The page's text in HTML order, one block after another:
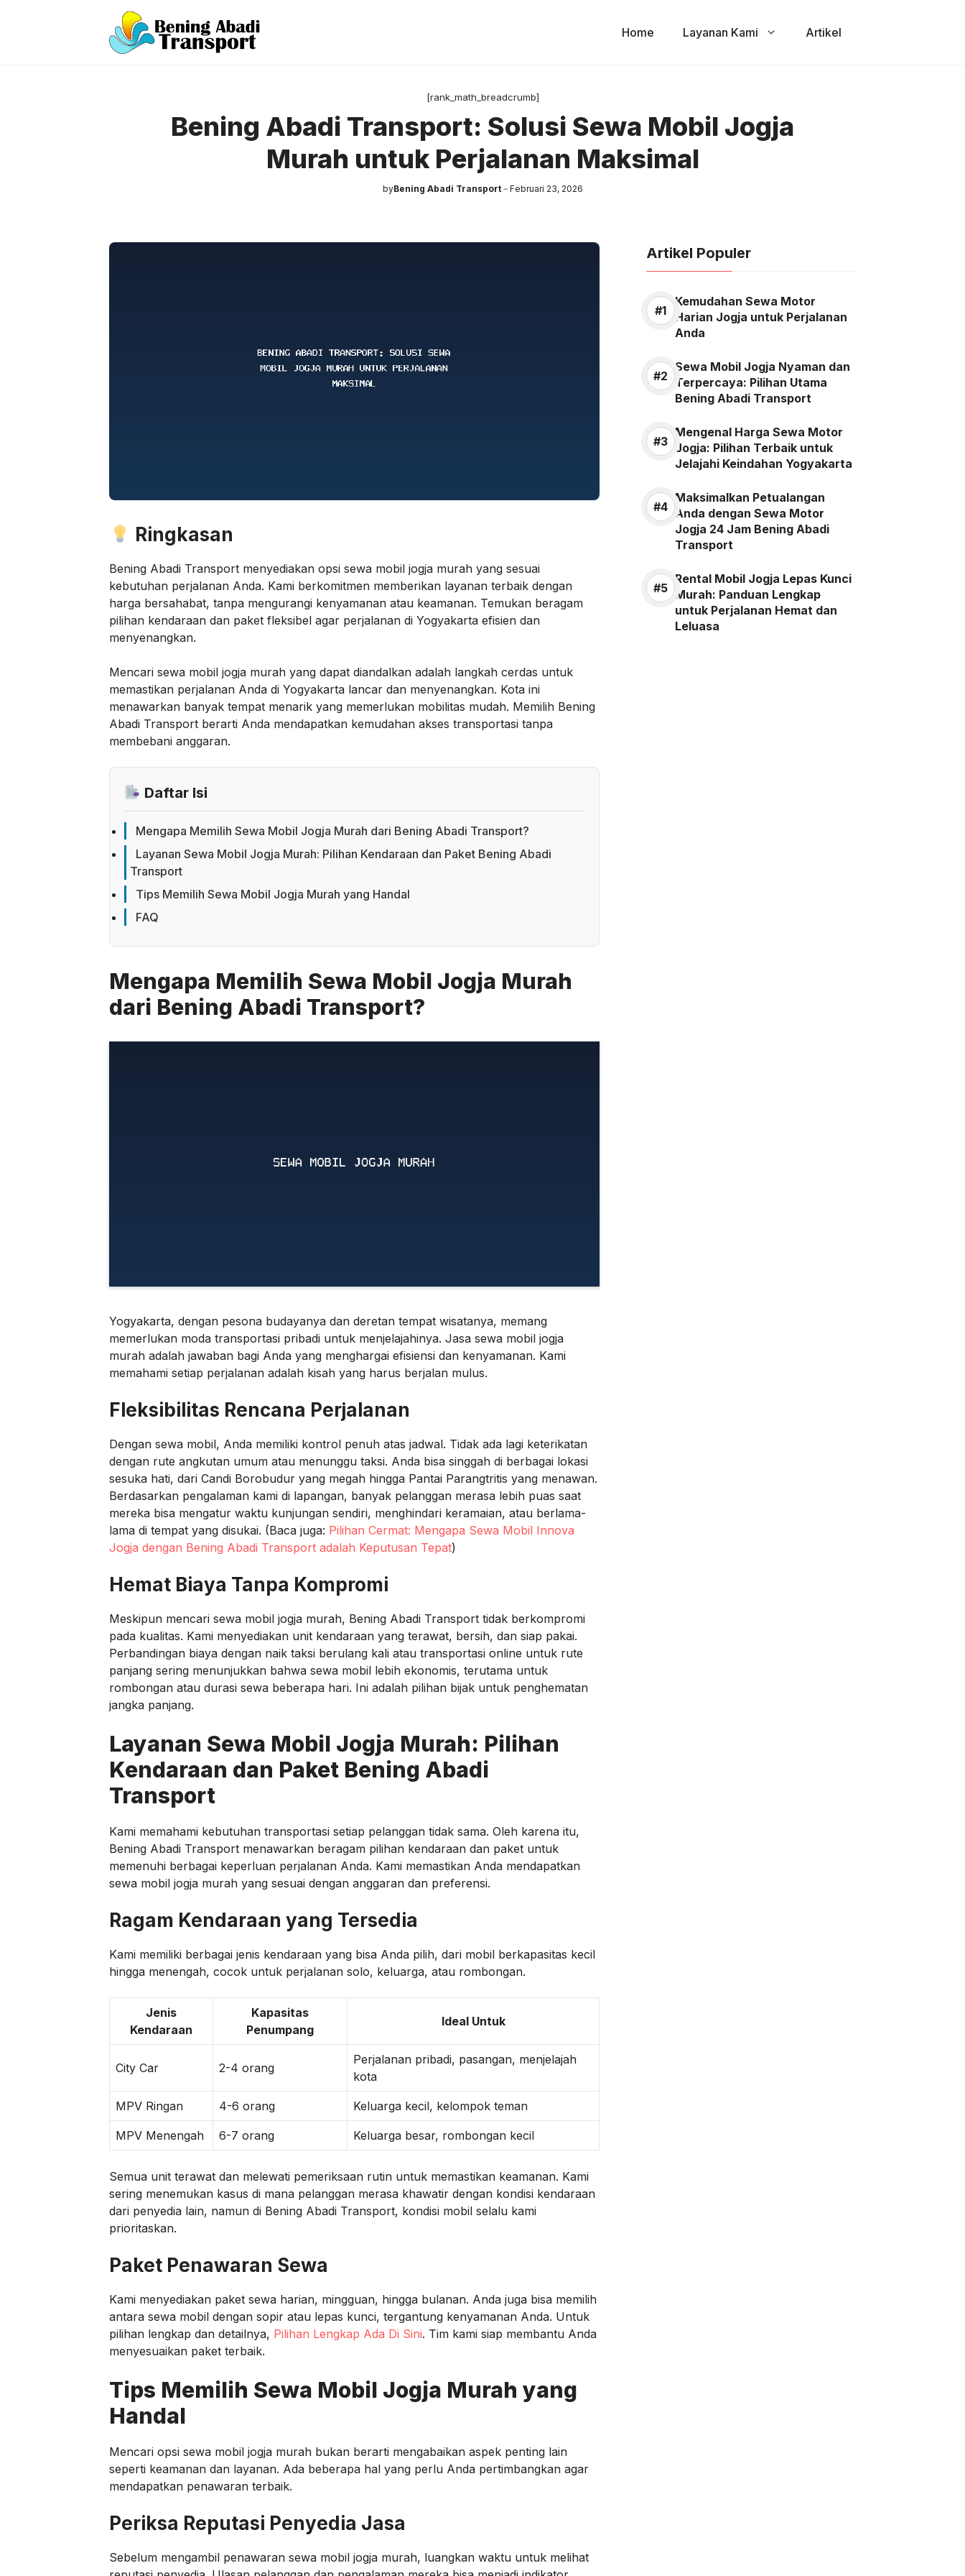
Home Layanan Kami Artikel
[rank_math_breadcrumb]
Bening Abadi Transport: Solusi Sewa Mobil Jogja
Murah untuk Perjalanan Maksimal
byBening Abadi Transport Februari 23, 2026
Ringkasan
Bening Abadi Transport menyediakan opsi sewa mobil jogja murah yang sesuai
kebutuhan perjalanan Anda. Kami berkomitmen memberikan layanan terbaik dengan
harga bersahabat, tanpa mengurangi kenyamanan atau keamanan. Temukan beragam
pilihan kendaraan dan paket fleksibel agar perjalanan di Yogyakarta efisien dan
menyenangkan.
Mencari sewa mobil jogja murah yang dapat diandalkan adalah langkah cerdas untuk
memastikan perjalanan Anda di Yogyakarta lancar dan menyenangkan. Kota ini
menawarkan banyak tempat menarik yang memerlukan mobilitas mudah. Memilih Bening
Abadi Transport berarti Anda mendapatkan kemudahan akses transportasi tanpa
membebani anggaran.
Daftar Isi
Mengapa Memilih Sewa Mobil Jogja Murah dari Bening Abadi Transport?
Layanan Sewa Mobil Jogja Murah: Pilihan Kendaraan dan Paket Bening Abadi
Transport
Tips Memilih Sewa Mobil Jogja Murah yang Handal
FAQ
Mengapa Memilih Sewa Mobil Jogja Murah
dari Bening Abadi Transport?
Yogyakarta, dengan pesona budayanya dan deretan tempat wisatanya, memang
memerlukan moda transportasi pribadi untuk menjelajahinya. Jasa sewa mobil jogja
murah adalah jawaban bagi Anda yang menghargai efisiensi dan kenyamanan. Kami
memahami setiap perjalanan adalah kisah yang harus berjalan mulus.
Fleksibilitas Rencana Perjalanan
Dengan sewa mobil, Anda memiliki kontrol penuh atas jadwal. Tidak ada lagi keterikatan
dengan rute angkutan umum atau menunggu taksi. Anda bisa singgah di berbagai lokasi
sesuka hati, dari Candi Borobudur yang megah hingga Pantai Parangtritis yang menawan.
Berdasarkan pengalaman kami di lapangan, banyak pelanggan merasa lebih puas saat
mereka bisa mengatur waktu kunjungan sendiri, menghindari keramaian, atau berlama-
lama di tempat yang disukai. (Baca juga: Pilihan Cermat: Mengapa Sewa Mobil Innova
Jogja dengan Bening Abadi Transport adalah Keputusan Tepat)
Hemat Biaya Tanpa Kompromi
Meskipun mencari sewa mobil jogja murah, Bening Abadi Transport tidak berkompromi
pada kualitas. Kami menyediakan unit kendaraan yang terawat, bersih, dan siap pakai.
Perbandingan biaya dengan naik taksi berulang kali atau transportasi online untuk rute
panjang sering menunjukkan bahwa sewa mobil lebih ekonomis, terutama untuk
rombongan atau durasi sewa beberapa hari. Ini adalah pilihan bijak untuk penghematan
jangka panjang.
Layanan Sewa Mobil Jogja Murah: Pilihan
Kendaraan dan Paket Bening Abadi
Transport
Kami memahami kebutuhan transportasi setiap pelanggan tidak sama. Oleh karena itu,
Bening Abadi Transport menawarkan beragam pilihan kendaraan dan paket untuk
memenuhi berbagai keperluan perjalanan Anda. Kami memastikan Anda mendapatkan
sewa mobil jogja murah yang sesuai dengan anggaran dan preferensi.
Ragam Kendaraan yang Tersedia
Kami memiliki berbagai jenis kendaraan yang bisa Anda pilih, dari mobil berkapasitas kecil
hingga menengah, cocok untuk perjalanan solo, keluarga, atau rombongan.
Jenis
Kendaraan
Kapasitas
Penumpang
Ideal Untuk
City Car 2-4 orang
Perjalanan pribadi, pasangan, menjelajah
kota
MPV Ringan 4-6 orang Keluarga kecil, kelompok teman
MPV Menengah 6-7 orang Keluarga besar, rombongan kecil
Semua unit terawat dan melewati pemeriksaan rutin untuk memastikan keamanan. Kami
sering menemukan kasus di mana pelanggan merasa khawatir dengan kondisi kendaraan
dari penyedia lain, namun di Bening Abadi Transport, kondisi mobil selalu kami
prioritaskan.
Paket Penawaran Sewa
Kami menyediakan paket sewa harian, mingguan, hingga bulanan. Anda juga bisa memilih
antara sewa mobil dengan sopir atau lepas kunci, tergantung kenyamanan Anda. Untuk
pilihan lengkap dan detailnya, Pilihan Lengkap Ada Di Sini. Tim kami siap membantu Anda
menyesuaikan paket terbaik.
Tips Memilih Sewa Mobil Jogja Murah yang
Handal
Mencari opsi sewa mobil jogja murah bukan berarti mengabaikan aspek penting lain
seperti keamanan dan layanan. Ada beberapa hal yang perlu Anda pertimbangkan agar
mendapatkan penawaran terbaik.
Periksa Reputasi Penyedia Jasa
Sebelum mengambil penawaran sewa mobil jogja murah, luangkan waktu untuk melihat
Artikel Populer
Kemudahan Sewa Motor
Harian Jogja untuk Perjalanan
Anda
Sewa Mobil Jogja Nyaman dan
Terpercaya: Pilihan Utama
Bening Abadi Transport
Mengenal Harga Sewa Motor
Jogja: Pilihan Terbaik untuk
Jelajahi Keindahan Yogyakarta
Maksimalkan Petualangan
Anda dengan Sewa Motor
Jogja 24 Jam Bening Abadi
Transport
Rental Mobil Jogja Lepas Kunci
Murah: Panduan Lengkap
untuk Perjalanan Hemat dan
Leluasa